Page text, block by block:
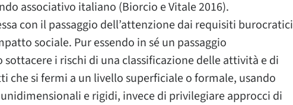
associativo italiano (Biorcio e Vitale 2016).
con il passaggio dell’attenzione dai requisiti burocratici
sociale. Pur essendo in sé un passaggio
sottacere i rischi di una classificazione delle attività e di
che si fermi a un livello superficiale o formale, usando
e rigidi, invece di privilegiare approcci di